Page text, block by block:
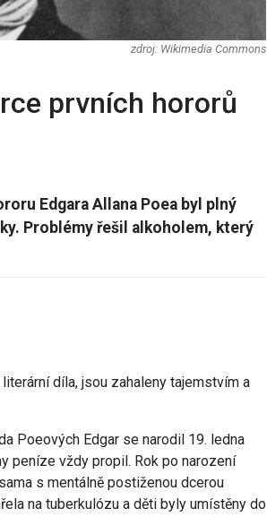
Wikimedia Commons
prvních hororů
Edgara Allana Poea byl plný
Problémy řešil alkoholem, který
díla, jsou zahaleny tajemstvím a
Poeových Edgar se narodil 19. ledna
peníze vždy propil. Rok po narození
s mentálně postiženou dcerou
na tuberkulózu a děti byly umístěny do